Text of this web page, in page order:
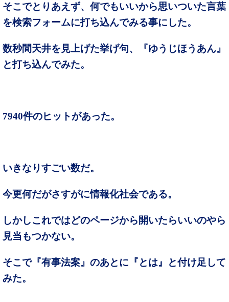
そこでとりあえず、何でもいいから思いついた言葉
を検索フォームに打ち込んでみる事にした。
数秒間天井を見上げた挙げ句、『ゆうじほうあん』
と打ち込んでみた。
7940件のヒットがあった。
いきなりすごい数だ。
今更何だがさすがに情報化社会である。
しかしこれではどのページから開いたらいいのやら
見当もつかない。
そこで『有事法案』のあとに『とは』と付け足して
みた。